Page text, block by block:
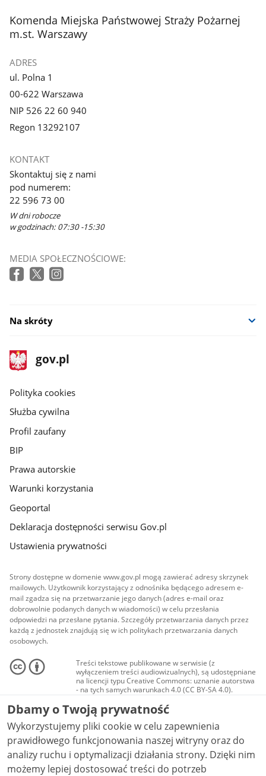
galerii.
galerii.
stopka
Komenda Miejska Państwowej Straży Pożarnej
m.st. Warszawy
ADRES
ul. Polna 1
00-622 Warszawa
NIP 526 22 60 940
Regon 13292107
KONTAKT
Skontaktuj się z nami
pod numerem:
22 596 73 00
W dni robocze
w godzinach: 07:30 -15:30
MEDIA SPOŁECZNOŚCIOWE:
Na skróty
stopka
gov.pl
Strona
gov.pl
gov.pl
Polityka cookies
Służba cywilna
Profil zaufany
BIP
Prawa autorskie
Warunki korzystania
Geoportal
Deklaracja dostępności serwisu Gov.pl
Ustawienia prywatności
Strony dostępne w domenie www.gov.pl mogą zawierać adresy skrzynek
mailowych. Użytkownik korzystający z odnośnika będącego adresem e-
mail zgadza się na przetwarzanie jego danych (adres e-mail oraz
dobrowolnie podanych danych w wiadomości) w celu przesłania
odpowiedzi na przesłane pytania. Szczegóły przetwarzania danych przez
każdą z jednostek znajdują się w ich politykach przetwarzania danych
osobowych.
Treści tekstowe publikowane w serwisie (z
wyłączeniem treści audiowizualnych), są udostępniane
na licencji typu Creative Commons: uznanie autorstwa
- na tych samych warunkach 4.0 (CC BY-SA 4.0).
Materiały audiowizualne, w tym zdjęcia, materiały
audio i wideo, są udostępniane na licencji typu
Creative Commons: uznanie autorstwa użycie
niekomercyjne - bez utworów zależnych 4.0 (CC BY-
NC-ND 4.0), o ile nie jest to stwierdzone inaczej.
Dbamy o Twoją prywatność
Wykorzystujemy pliki cookie w celu zapewnienia
prawidłowego funkcjonowania naszej witryny oraz do
analizy ruchu i optymalizacji działania strony. Dzięki nim
możemy lepiej dostosować treści do potrzeb